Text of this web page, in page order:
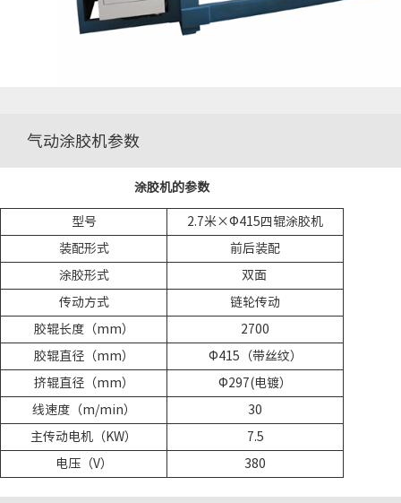
气动涂胶机参数
涂胶机的参数
型号 2.7米×Φ415四辊涂胶机
装配形式 前后装配
涂胶形式 双面
传动方式 链轮传动
胶辊长度（mm） 2700
胶辊直径（mm） Φ415（带丝纹）
挤辊直径（mm） Φ297(电镀）
线速度（m/min） 30
主传动电机（KW） 7.5
电压（V） 380